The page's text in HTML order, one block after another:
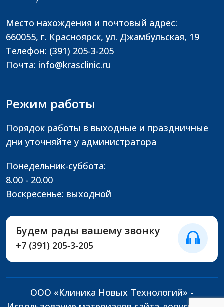
Место нахождения и почтовый адрес:
660055, г. Красноярск, ул. Джамбульская, 19
Телефон: (391) 205-3-205
Почта: info@krasclinic.ru
Режим работы
Порядок работы в выходные и праздничные
дни уточняйте у администратора
Понедельник-суббота:
8.00 - 20.00
Воскресенье: выходной
Будем рады вашему звонку
+7 (391) 205‑3‑205
ООО «Клиника Новых Технологий» -